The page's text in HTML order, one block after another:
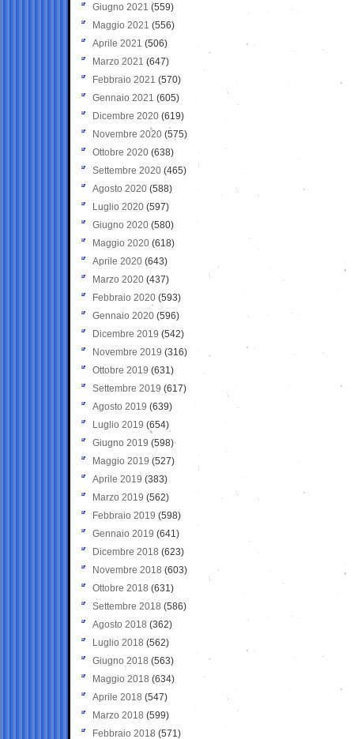
Giugno 2021(559)
Maggio 2021 (556)
Aprile 2021 (506)
Marzo 2021 (647)
Febbraio 2021 (570)
Gennaio 2021 (605)
Dicembre 2020 (619)
Novembre 2020 (575)
Ottobre 2020 (638)
Settembre 2020(465)
Agosto 2020 (588)
Luglio 2020 (597)
Giugno 2020 (580)
Maggio 2020 (618)
Aprile 2020 (643)
Marzo 2020 (437)
Febbraio 2020 (593)
Gennaio 2020 (596)
Dicembre 2019 (542)
Novembre 2019 (316)
Ottobre 2019 (631)
Settembre 2019 (617)
Agosto 2019 (639)
Luglio 2019 (654)
Giugno 2019 (598)
Maggio 2019 (527)
Aprile 2019 (383)
Marzo 2019 (562)
Febbraio 2019 (598)
Gennaio 2019 (641)
Dicembre 2018 (623)
Novembre 2018 (603)
Ottobre 2018 (631)
Settembre 2018 (586)
Agosto 2018 (362)
Luglio 2018 (562)
Giugno 2018 (563)
Maggio 2018 (634)
Aprile 2018 (547)
Marzo 2018 (599)
Febbraio 2018 (571)